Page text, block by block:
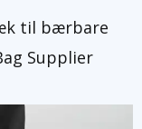
til bærbare
Supplier